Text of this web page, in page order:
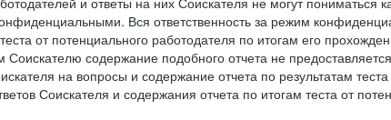
Вся ответственность за режим
от потенциального работодателя по итогам его
содержание подобного отчета не
на вопросы и содержание отчета по результатам
Соискателя и содержания отчета по итогам теста от